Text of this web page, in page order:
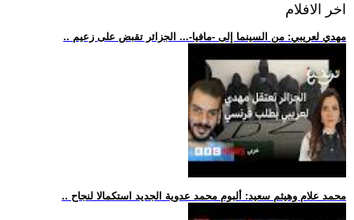
اخر الافلام
.. مهدي لعريبي: من السينما إلى -مافيا-... الجزائر تقبض على زعيم
.. محمد علام وهيثم سعيد: ألبوم محمد عدوية الجديد استكمالا لنجاح